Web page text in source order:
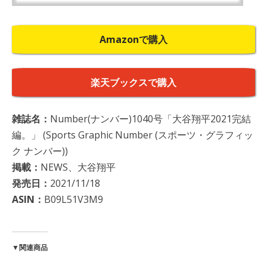
Amazonで購入
楽天ブックスで購入
雑誌名： Number(ナンバー)1040号「大谷翔平2021完結
編。」 (Sports Graphic Number (スポーツ・グラフィッ
ク ナンバー))
掲載： NEWS、大谷翔平
発売日： 2021/11/18
ASIN： B09L51V3M9
▼関連商品